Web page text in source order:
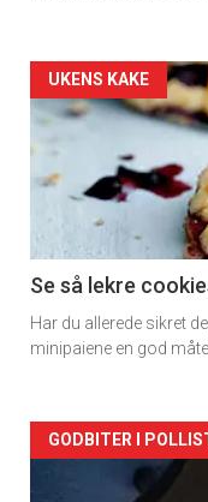
Forsiden
akkurat
nå
2
UKENS KAKE
Se så lekre
Har du allerede sikret
minipaiene en god
Forsiden
GODBITER I